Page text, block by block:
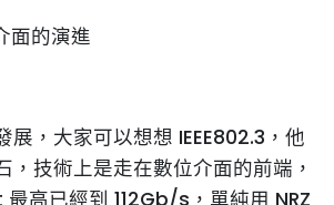
面的演進
展，大家可以想想 IEEE802.3，他
，技術上是走在數位介面的前端，
高已經到 112Gb/s，單純用 NRZ